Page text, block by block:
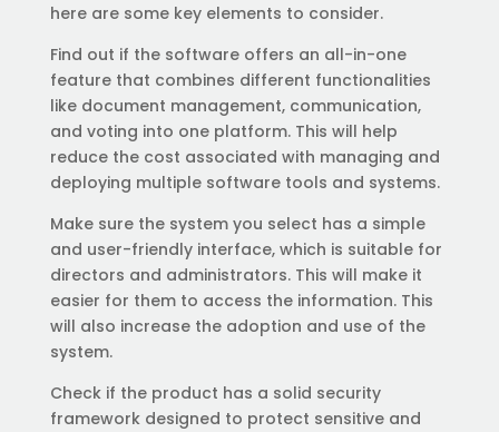
here are some key elements to consider.
Find out if the software offers an all-in-one
feature that combines different functionalities
like document management, communication,
and voting into one platform. This will help
reduce the cost associated with managing and
deploying multiple software tools and systems.
Make sure the system you select has a simple
and user-friendly interface, which is suitable for
directors and administrators. This will make it
easier for them to access the information. This
will also increase the adoption and use of the
system.
Check if the product has a solid security
framework designed to protect sensitive and